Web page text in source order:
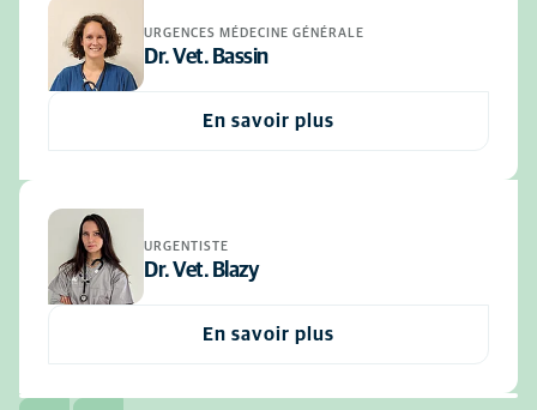
URGENCES MÉDECINE GÉNÉRALE
Dr. Vet. Bassin
En savoir plus
URGENTISTE
Dr. Vet. Blazy
En savoir plus